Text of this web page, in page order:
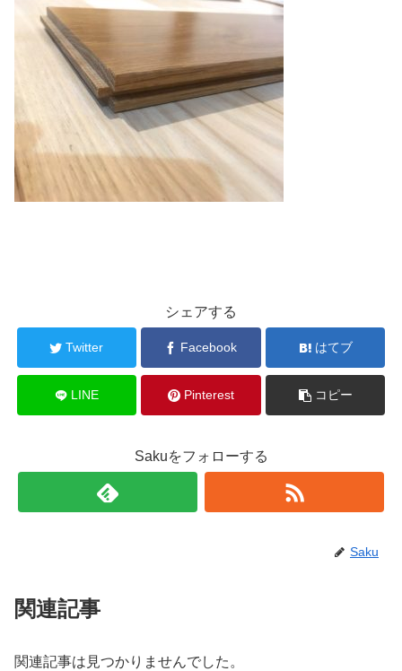
シェアする
Twitter Facebook はてブ
LINE Pinterest コピー
Sakuをフォローする
Saku
関連記事
関連記事は見つかりませんでした。